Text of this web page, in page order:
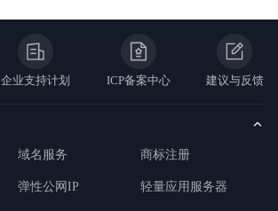
企业支持计划 ICP备案中心 建议与反馈
域名服务 商标注册
弹性公网IP 轻量应用服务器